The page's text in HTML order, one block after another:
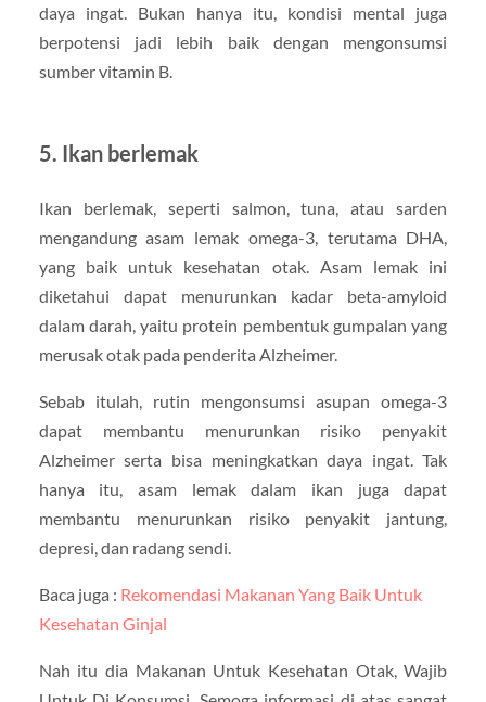
daya ingat. Bukan hanya itu, kondisi mental juga
berpotensi jadi lebih baik dengan mengonsumsi
sumber vitamin B.
5. Ikan berlemak
Ikan berlemak, seperti salmon, tuna, atau sarden
mengandung asam lemak omega-3, terutama DHA,
yang baik untuk kesehatan otak. Asam lemak ini
diketahui dapat menurunkan kadar beta-amyloid
dalam darah, yaitu protein pembentuk gumpalan yang
merusak otak pada penderita Alzheimer.
Sebab itulah, rutin mengonsumsi asupan omega-3
dapat membantu menurunkan risiko penyakit
Alzheimer serta bisa meningkatkan daya ingat. Tak
hanya itu, asam lemak dalam ikan juga dapat
membantu menurunkan risiko penyakit jantung,
depresi, dan radang sendi.
Baca juga : Rekomendasi Makanan Yang Baik Untuk
Kesehatan Ginjal
Nah itu dia Makanan Untuk Kesehatan Otak, Wajib